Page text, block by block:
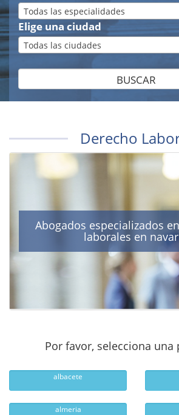
Todas las especialidades
Elige una ciudad
Todas las ciudades
BUSCAR
Derecho
Abogados especializados
laborales en
Por favor, selecciona una
albacete
almeria